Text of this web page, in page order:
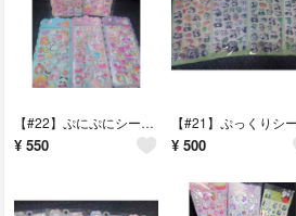
【#22】ぷにぷにシール おしりシール アニマルシール 5枚セット 動物
¥ 550 ¥ 500